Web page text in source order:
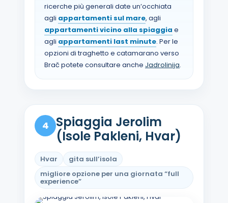
ricerche più generali date un’occhiata
agli appartamenti sul mare, agli
appartamenti vicino alla spiaggia e
agli appartamenti last minute. Per le
opzioni di traghetto e catamarano verso
Brač potete consultare anche Jadrolinija.
4
Spiaggia Jerolim
(Isole Pakleni, Hvar)
Hvar
gita sull’isola
migliore opzione per una giornata “full
experience”